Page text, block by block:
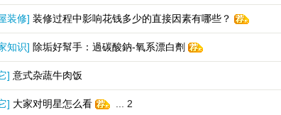
装修] 装修过程中影响花钱多少的直接因素有哪些？
知识] 除垢好幫手：過碳酸鈉-氧系漂白劑
] 意式杂蔬牛肉饭
] 大家对明星怎么看 2